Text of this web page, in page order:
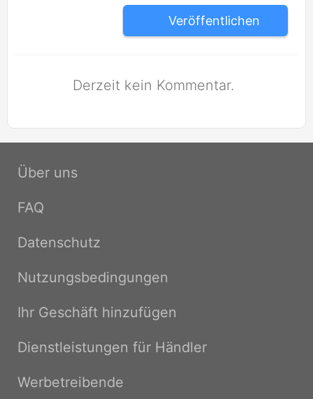
Veröffentlichen
Derzeit kein Kommentar.
Über uns
FAQ
Datenschutz
Nutzungsbedingungen
Ihr Geschäft hinzufügen
Dienstleistungen für Händler
Werbetreibende